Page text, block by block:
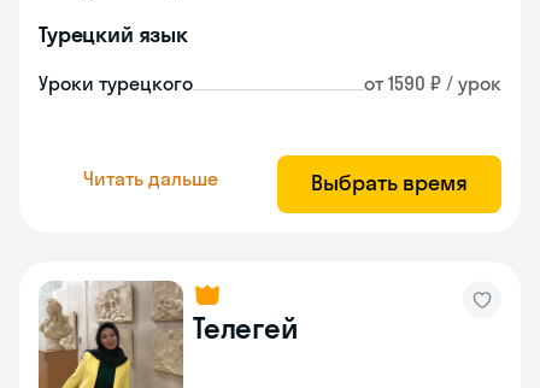
Турецкий язык
Уроки турецкого от 1590 ₽ / урок
Читать дальше Выбрать время
Телегей